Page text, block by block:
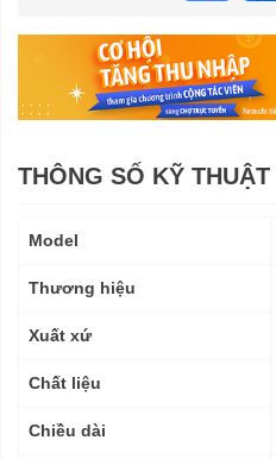
THÔNG SỐ KỸ THUẬT
kỹ
Model
Thương hiệu
Xuất xứ
Chất liệu
Chiều dài